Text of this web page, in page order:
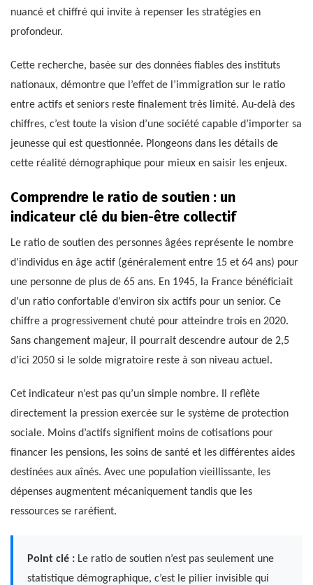
nuancé et chiffré qui invite à repenser les stratégies en
profondeur.
Cette recherche, basée sur des données fiables des instituts
nationaux, démontre que l’effet de l’immigration sur le ratio
entre actifs et seniors reste finalement très limité. Au-delà des
chiffres, c’est toute la vision d’une société capable d’importer sa
jeunesse qui est questionnée. Plongeons dans les détails de
cette réalité démographique pour mieux en saisir les enjeux.
Comprendre le ratio de soutien : un
indicateur clé du bien-être collectif
Le ratio de soutien des personnes âgées représente le nombre
d’individus en âge actif (généralement entre 15 et 64 ans) pour
une personne de plus de 65 ans. En 1945, la France bénéficiait
d’un ratio confortable d’environ six actifs pour un senior. Ce
chiffre a progressivement chuté pour atteindre trois en 2020.
Sans changement majeur, il pourrait descendre autour de 2,5
d’ici 2050 si le solde migratoire reste à son niveau actuel.
Cet indicateur n’est pas qu’un simple nombre. Il reflète
directement la pression exercée sur le système de protection
sociale. Moins d’actifs signifient moins de cotisations pour
financer les pensions, les soins de santé et les différentes aides
destinées aux aînés. Avec une population vieillissante, les
dépenses augmentent mécaniquement tandis que les
ressources se raréfient.
Point clé : Le ratio de soutien n’est pas seulement une
statistique démographique, c’est le pilier invisible qui